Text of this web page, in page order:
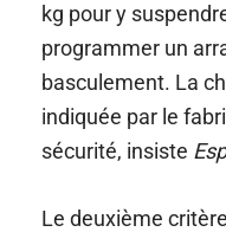
kg pour y
programmer un
basculement. La
indiquée par le
sécurité, insiste
Le deuxième